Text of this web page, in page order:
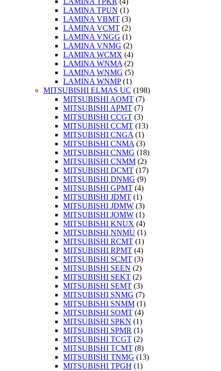
LAMINA TPUN (1)
LAMINA VBMT (3)
LAMINA VCMT (2)
LAMINA VNGG (1)
LAMINA VNMG (2)
LAMINA WCMX (4)
LAMINA WNMA (2)
LAMINA WNMG (5)
LAMINA WNMP(1)
MITSUBISHI ELMAS UÇ (198)
MITSUBISHI AOMT (7)
MITSUBISHI APMT (7)
MITSUBISHI CCGT (3)
MITSUBISHI CCMT (13)
MITSUBISHI CNGA (1)
MITSUBISHI CNMA (3)
MITSUBISHI CNMG (18)
MITSUBISHI CNMM (2)
MITSUBISHI DCMT (17)
MITSUBISHI DNMG (9)
MITSUBISHI GPMT (4)
MITSUBISHI JDMT (1)
MITSUBISHI JDMW (3)
MITSUBISHI JOMW (1)
MITSUBISHI KNUX (4)
MITSUBISHI NNMU (1)
MITSUBISHI RCMT (1)
MITSUBISHI RPMT (4)
MITSUBISHI SCMT (3)
MITSUBISHI SEEN (2)
MITSUBISHI SEKT (2)
MITSUBISHI SEMT (3)
MITSUBISHI SNMG (7)
MITSUBISHI SNMM (1)
MITSUBISHI SOMT (4)
MITSUBISHI SPKN (1)
MITSUBISHI SPMR (1)
MITSUBISHI TCGT (2)
MITSUBISHI TCMT (8)
MITSUBISHI TNMG (13)
MITSUBISHI TPGH (1)